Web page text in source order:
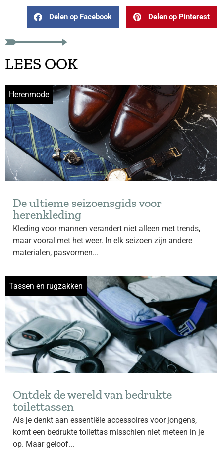
Delen op Facebook Delen op Pinterest
LEES OOK
Herenmode
De ultieme seizoensgids voor
herenkleding
Kleding voor mannen verandert niet alleen met trends,
maar vooral met het weer. In elk seizoen zijn andere
materialen, pasvormen...
Tassen en rugzakken
Ontdek de wereld van bedrukte
toilettassen
Als je denkt aan essentiële accessoires voor jongens,
komt een bedrukte toilettas misschien niet meteen in je
op. Maar geloof...